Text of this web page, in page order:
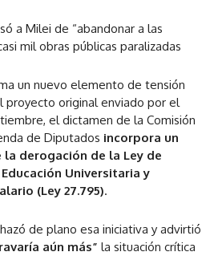
a Milei de “abandonar a las
mil obras públicas paralizadas
un nuevo elemento de tensión
proyecto original enviado por el
el dictamen de la Comisión
de Diputados incorpora un
derogación de la Ley de
Universitaria y
(Ley 27.795).
de plano esa iniciativa y advirtió
aún más” la situación crítica